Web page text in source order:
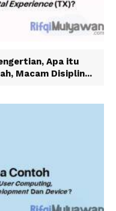
Apa itu
Macam Disiplin...